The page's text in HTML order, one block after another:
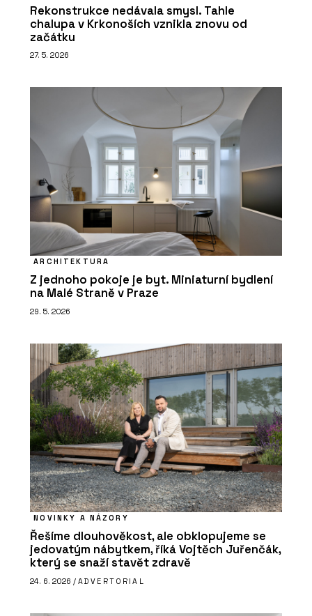
Rekonstrukce nedávala smysl. Tahle
chalupa v Krkonoších vznikla znovu od
začátku
27. 5. 2026
ARCHITEKTURA
Z jednoho pokoje je byt. Miniaturní bydlení
na Malé Straně v Praze
29. 5. 2026
NOVINKY A NÁZORY
Řešíme dlouhověkost, ale obklopujeme se
jedovatým nábytkem, říká Vojtěch Juřenčák,
který se snaží stavět zdravě
24. 6. 2026 / ADVERTORIAL